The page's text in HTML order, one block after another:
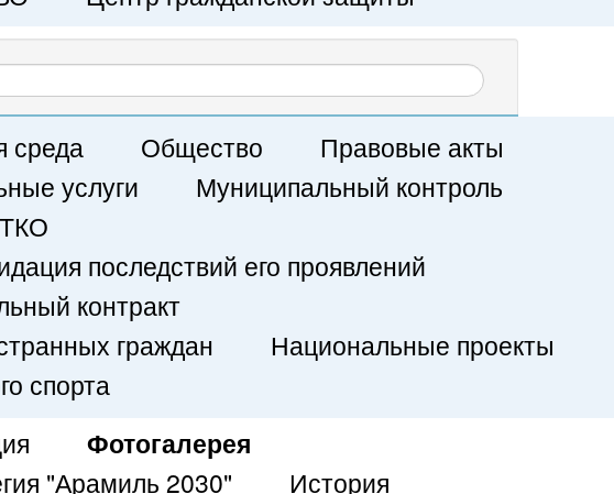
среда Общество
Правовые акты
услуги
Муниципальный контроль
последствий его проявлений
контракт
граждан
Национальные проекты
спорта
Фотогалерея
"Арамиль 2030"
История